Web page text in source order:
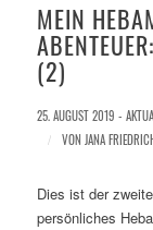
MEIN
(2)
25. AUGUST 2019 -
/
VON JANA
Dies ist der
persönliches